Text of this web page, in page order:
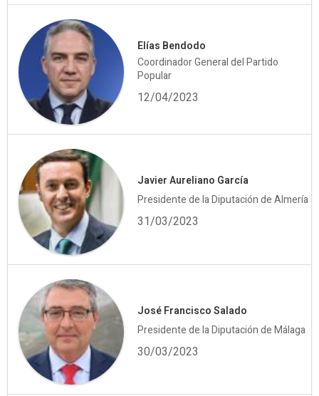
Elías Bendodo
Coordinador General del Partido
Popular
12/04/2023
Javier Aureliano García
Presidente de la Diputación de Almería
31/03/2023
José Francisco Salado
Presidente de la Diputación de Málaga
30/03/2023